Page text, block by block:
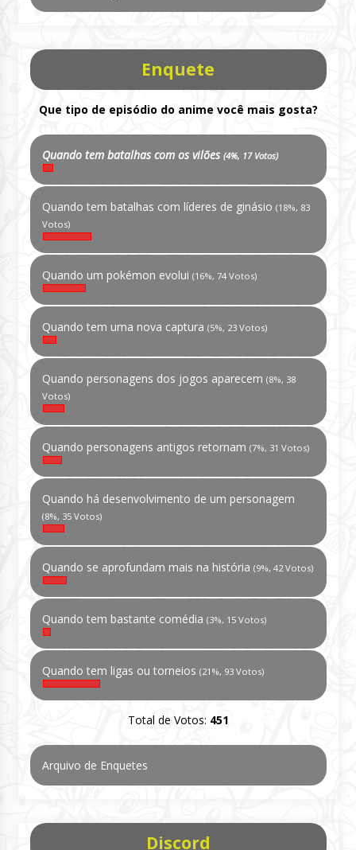
Enquete
Que tipo de episódio do anime você mais gosta?
Quando tem batalhas com os vilões (4%, 17 Votos)
Quando tem batalhas com líderes de ginásio (18%, 83
Votos)
Quando um pokémon evolui (16%, 74 Votos)
Quando tem uma nova captura (5%, 23 Votos)
Quando personagens dos jogos aparecem (8%, 38
Votos)
Quando personagens antigos retornam (7%, 31 Votos)
Quando há desenvolvimento de um personagem
(8%, 35 Votos)
Quando se aprofundam mais na história (9%, 42 Votos)
Quando tem bastante comédia (3%, 15 Votos)
Quando tem ligas ou torneios (21%, 93 Votos)
Total de Votos: 451
Arquivo de Enquetes
Discord